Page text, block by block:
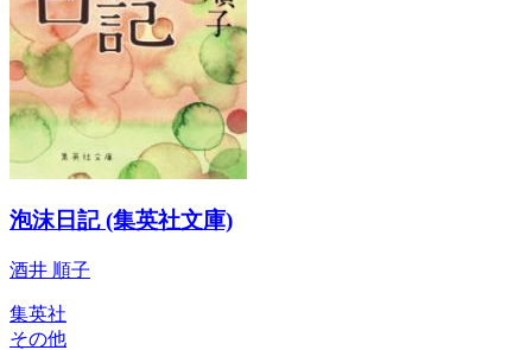
泡沫日記 (集英社文庫)
酒井 順子
集英社
その他